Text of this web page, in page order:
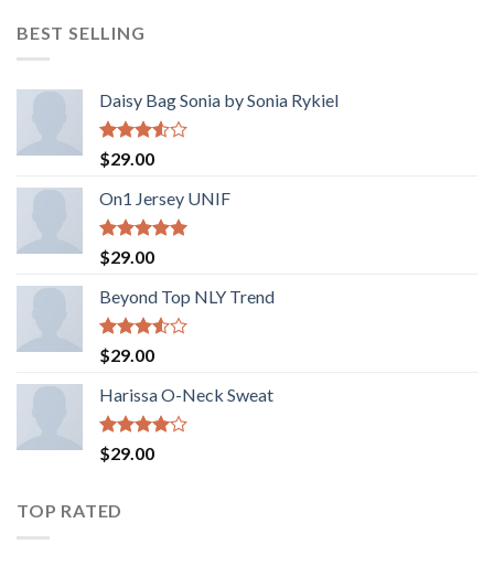
5
BEST SELLING
Daisy Bag Sonia by Sonia Rykiel
Valorado
con
3.50 de
5
$29.00
On1 Jersey UNIF
Valorado
con
de 5
$29.00
Beyond Top NLY Trend
Valorado
con
3.50 de
5
$29.00
Harissa O-Neck Sweat
Valorado
con
$29.00
TOP RATED